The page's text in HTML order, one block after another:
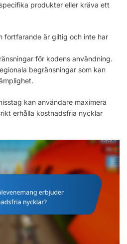
produkter eller kräva ett
fortfarande är giltig och inte har
för kodens användning.
begränsningar som kan
kan användare maximera
erhålla kostnadsfria nycklar